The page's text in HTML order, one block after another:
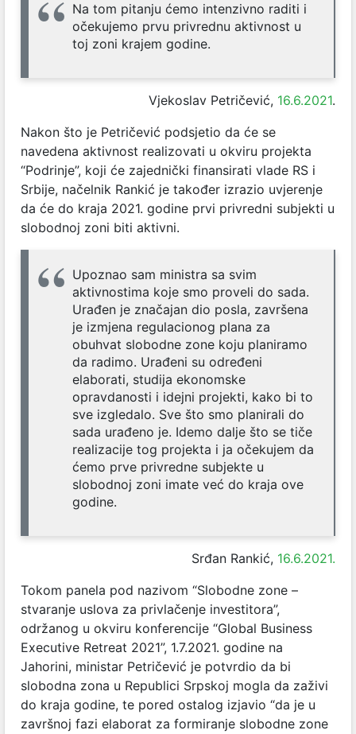
Na tom pitanju ćemo intenzivno raditi i
očekujemo prvu privrednu aktivnost u
toj zoni krajem godine.
Vjekoslav Petričević, 16.6.2021.
Nakon što je Petričević podsjetio da će se
navedena aktivnost realizovati u okviru projekta
“Podrinje”, koji će zajednički finansirati vlade RS i
Srbije, načelnik Rankić je također izrazio uvjerenje
da će do kraja 2021. godine prvi privredni subjekti u
slobodnoj zoni biti aktivni.
Upoznao sam ministra sa svim
aktivnostima koje smo proveli do sada.
Urađen je značajan dio posla, završena
je izmjena regulacionog plana za
obuhvat slobodne zone koju planiramo
da radimo. Urađeni su određeni
elaborati, studija ekonomske
opravdanosti i idejni projekti, kako bi to
sve izgledalo. Sve što smo planirali do
sada urađeno je. Idemo dalje što se tiče
realizacije tog projekta i ja očekujem da
ćemo prve privredne subjekte u
slobodnoj zoni imate već do kraja ove
godine.
Srđan Rankić, 16.6.2021.
Tokom panela pod nazivom “Slobodne zone –
stvaranje uslova za privlačenje investitora”,
održanog u okviru konferencije “Global Business
Executive Retreat 2021”, 1.7.2021. godine na
Jahorini, ministar Petričević je potvrdio da bi
slobodna zona u Republici Srpskoj mogla da zaživi
do kraja godine, te pored ostalog izjavio “da je u
završnoj fazi elaborat za formiranje slobodne zone